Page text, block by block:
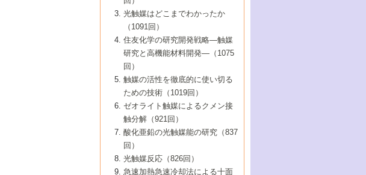
7号 触媒・化学反応における計算化学の進
8号 若手研究者による触媒研究の未来展望
2：大学・研究所編
7号 『結晶の化学』を活かした触媒研究
8号 イオン液体の応用
7号 基礎化学品製造の触媒技術
8号 多機能型リアクター
6号 第96回触媒討論会
8号 超臨界流体を用いた化学プロセスの新
5号 ファインケミカルズの展開に寄与する
6号 第94回触媒討論会
7号 サブナノレベルでみた新しい表面現象
8号 オレフィン重合触媒の新たな展
4号 触媒研究の現状と将来─第90回触媒討論
5号 基礎化学品製造の触媒技術
6号 第92回触媒討論会
7号 基礎化学品製造の触媒技術
8号 資源の循環と触媒技術
3号 触媒を利用した電気化学の新展開
4号 ナノ材料の調製と機能化
5号 こんな触媒が欲しい
6号 第90回触媒討論会
7号 触媒研究と学術雑誌/情報
8号 若い世代からみた触媒化学の現状と未
2号 第87回触媒討論会特集号
3号 生体触媒とバイオプロセス
4号 水素製造・利用の触媒化学
5号 触媒研究における新しい切り口：コン
ビナトリアルケミストリー
6号 第88回触媒討論会特集号
7号 企業における触媒研究のブレークスル
8号 この材料を触媒として使ってみません
1号 触媒反応工学の明日を拓く
2号 第85回触媒討論会
3号 反応ダイナミクス
5号 触媒のおもしろさをどのように伝える
6号 第86回触媒討論会
7号 水素化精製触媒の新しい展開
8号 新しい反応性と機能性を目指した金属
クラスタ-化学
▼41巻（1999年）
1号 孔、穴、あな?-特異な空間とその利用-
2号 第83回触媒討論会
3号 均一系触媒反応最前線
4号 実用炭素材料の新展開
5号 研究の方法論を考える
7号 機能性金属材料と触媒
8号 触媒研究へのNMRの応用と展望
▼40巻（1998年）
進展と21世紀への提言/創立40周年記念・触
媒学会この10年の歩みとこれから/創立40周
2号 第81回触媒討論会
3号 計算機触媒化学へのさそい
4号 触媒劣化の制御と予測
5号 最新の実用プロセスと触媒
6号 第82回触媒討論会
1号 均一系と不均一系触媒反応-その特徴と
接点
2号 第79回触媒討論会
3号 最新NO除去触媒の実用化研究
4号 新しい反応場を目指した触媒調製
5号 反応・分離技術の新しい展開
6号 第80回触媒討論会
▼38巻（1996年）
1号 触媒の構造と触媒作用/C1化学を中心と
する21世紀への触媒
3号 オリンピックメダル:金・銀・銅はどん
な触媒作用を示すか
4号 触媒作用における機能の複合化
▼37巻（1995年）
1号 ファインケミカルズと固体触媒
2号 第75回触媒討論会
3号 希土類を利用した触媒
4号 触媒とリサイクル
5号 エネルギー変換触媒
▼36巻（1994年）
1号 電気化学と触媒
2号 第73回触媒討論会
3号 C4化学の展開
4号 《通常号》
▼35巻（1993年）
1号 工業触媒開発マニュアル―探索から工
業化まで
2号 第71回触媒討論会
▼34巻（1992年）
1号 インパクトを与えたこの研究
2号 第69回触媒討論会
▼33巻（1991年）
1号 触媒プロセス開発マニュアル―探索か
▼32巻（1990年）
光触媒はどこまでわかったか
（1091回）
住友化学の研究開発戦略―触媒
研究と高機能材料開発―（1075
回）
触媒の活性を徹底的に使い切る
ための技術（1019回）
ゼオライト触媒によるクメン接
触分解（921回）
酸化亜鉛の光触媒能の研究（837
回）
光触媒反応（826回）
急速加熱急速冷却法による十面